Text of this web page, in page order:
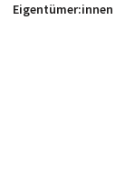
Eigentümer:innen